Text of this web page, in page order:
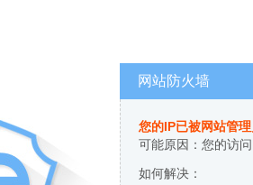
网站防火墙
您的IP已被网站管
可能原因：您的访
如何解决：